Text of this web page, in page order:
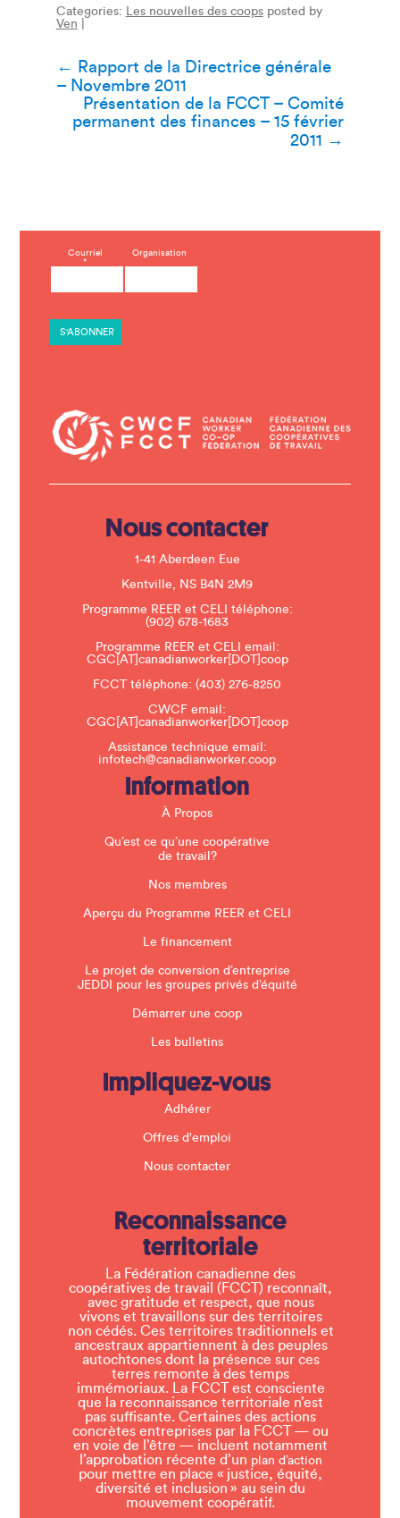
Categories: Les nouvelles des coops posted by
Ven
Navigation
de
l’article
← Rapport de la Directrice générale
– Novembre 2011
Présentation de la FCCT – Comité
permanent des finances – 15 février
2011 →
Courriel
*
Organisation
o
a
c
s
Nous contacter
1-41 Aberdeen Eue
Kentville, NS B4N 2M9
Programme REER et CELI téléphone:
(902) 678-1683
Programme REER et CELI email:
CGC[AT]canadianworker[DOT]coop
FCCT téléphone:(403) 276-8250
CWCF email:
CGC[AT]canadianworker[DOT]coop
Assistance technique email:
infotech@canadianworker.coop
Information
À Propos
Qu’est ce qu’une coopérative
de travail?
Nos membres
Aperçu du Programme REER et CELI
Le financement
Le projet de conversion d’entreprise
JEDDI pour les groupes privés d’équité
Démarrer une coop
Les bulletins
Impliquez-vous
Adhérer
Offres d'emploi
Nous contacter
Reconnaissance
territoriale
La Fédération canadienne des
coopératives de travail (FCCT) reconnaît,
avec gratitude et respect, que nous
vivons et travaillons sur des territoires
non cédés. Ces territoires traditionnels et
ancestraux appartiennent à des peuples
autochtones dont la présence sur ces
terres remonte à des temps
immémoriaux. La FCCT est consciente
que la reconnaissance territoriale n’est
pas suffisante. Certaines des actions
concrètes entreprises par la FCCT — ou
en voie de l’être — incluent notamment
l’approbation récente d’un plan d’action
pour mettre en place « justice, équité,
diversité et inclusion » au sein du
mouvement coopératif.